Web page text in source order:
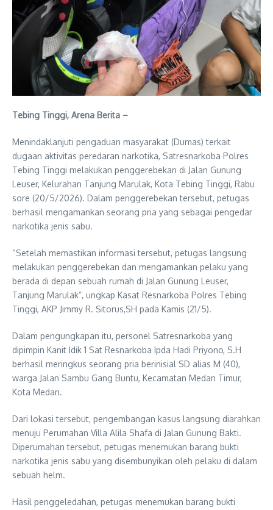
Tebing Tinggi, Arena Berita –
Menindaklanjuti pengaduan masyarakat (Dumas) terkait
dugaan aktivitas peredaran narkotika, Satresnarkoba Polres
Tebing Tinggi melakukan penggerebekan di Jalan Gunung
Leuser, Kelurahan Tanjung Marulak, Kota Tebing Tinggi, Rabu
sore (20/5/2026). Dalam penggerebekan tersebut, petugas
berhasil mengamankan seorang pria yang sebagai pengedar
narkotika jenis sabu.
“Setelah memastikan informasi tersebut, petugas langsung
melakukan penggerebekan dan mengamankan pelaku yang
berada di depan sebuah rumah di Jalan Gunung Leuser,
Tanjung Marulak”, ungkap Kasat Resnarkoba Polres Tebing
Tinggi, AKP Jimmy R. Sitorus,SH pada Kamis (21/5).
Dalam pengungkapan itu, personel Satresnarkoba yang
dipimpin Kanit Idik 1 Sat Resnarkoba Ipda Hadi Priyono, S.H
berhasil meringkus seorang pria berinisial SD alias M (40),
warga Jalan Sambu Gang Buntu, Kecamatan Medan Timur,
Kota Medan.
Dari lokasi tersebut, pengembangan kasus langsung diarahkan
menuju Perumahan Villa Alila Shafa di Jalan Gunung Bakti.
Diperumahan tersebut, petugas menemukan barang bukti
narkotika jenis sabu yang disembunyikan oleh pelaku di dalam
sebuah helm.
Hasil penggeledahan, petugas menemukan barang bukti